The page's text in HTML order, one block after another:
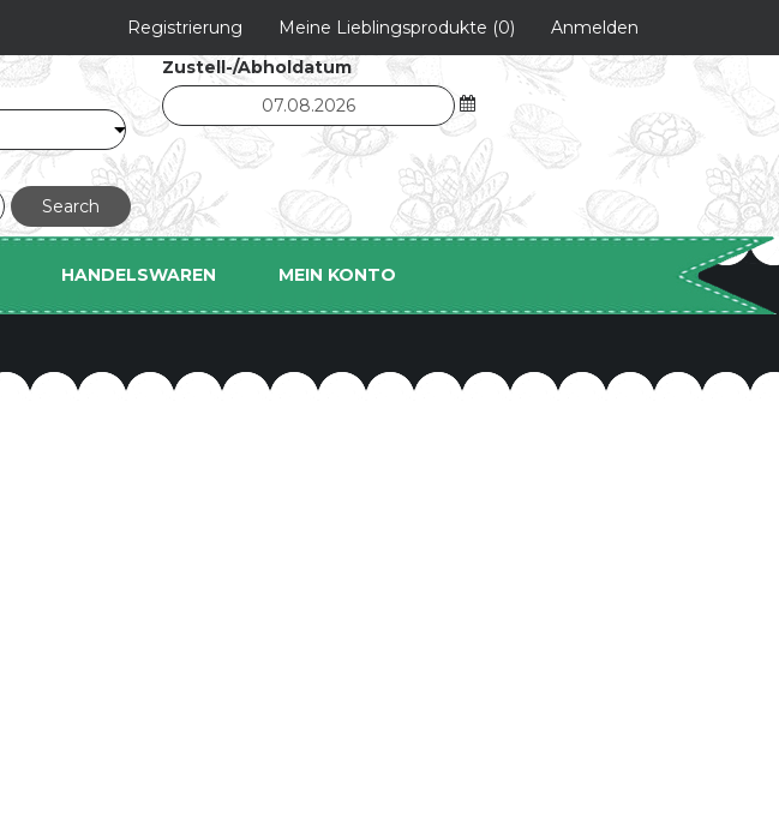
Registrierung Meine Lieblingsprodukte (0)
Anmelden
Zustell-/Abholdatum
HANDELSWAREN MEIN KONTO